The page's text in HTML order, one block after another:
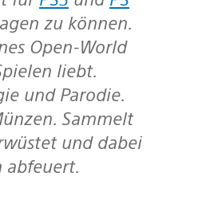
zu können.
Open-World
liebt.
und Parodie.
Sammelt
und dabei
abfeuert.